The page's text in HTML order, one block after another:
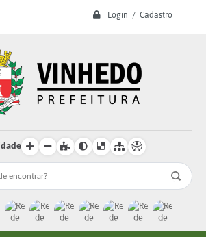
Login / Cadastro